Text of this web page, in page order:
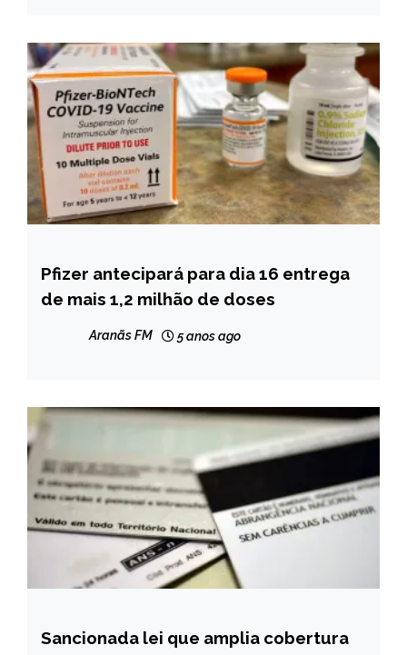
BRASIL
NOTÍCIAS
Pfizer antecipará para dia 16 entrega
de mais 1,2 milhão de doses
Aranãs FM 5 anos ago
BRASIL
Sancionada lei que amplia cobertura